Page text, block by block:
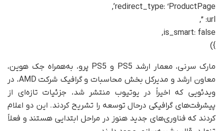
redirect_type: ‘ProductPage’,
url: ”,
is_smart: false,
})
مارک سرنی، معمار ارشد PS5 و PS5 پرو، به‌همراه جک هوین،
معاون ارشد و مدیرکل بخش محاسبات و گرافیک شرکت AMD، در
ویدئویی که اخیراً در یوتیوب منتشر شد، جزئیات تازه‌ای از
پیشرفت‌های گرافیکی در‌حال توسعه را تشریح کردند. این دو اعلام
کردند که فناوری‌های جدید هنوز در مراحل ابتدایی هستند و فعلاً